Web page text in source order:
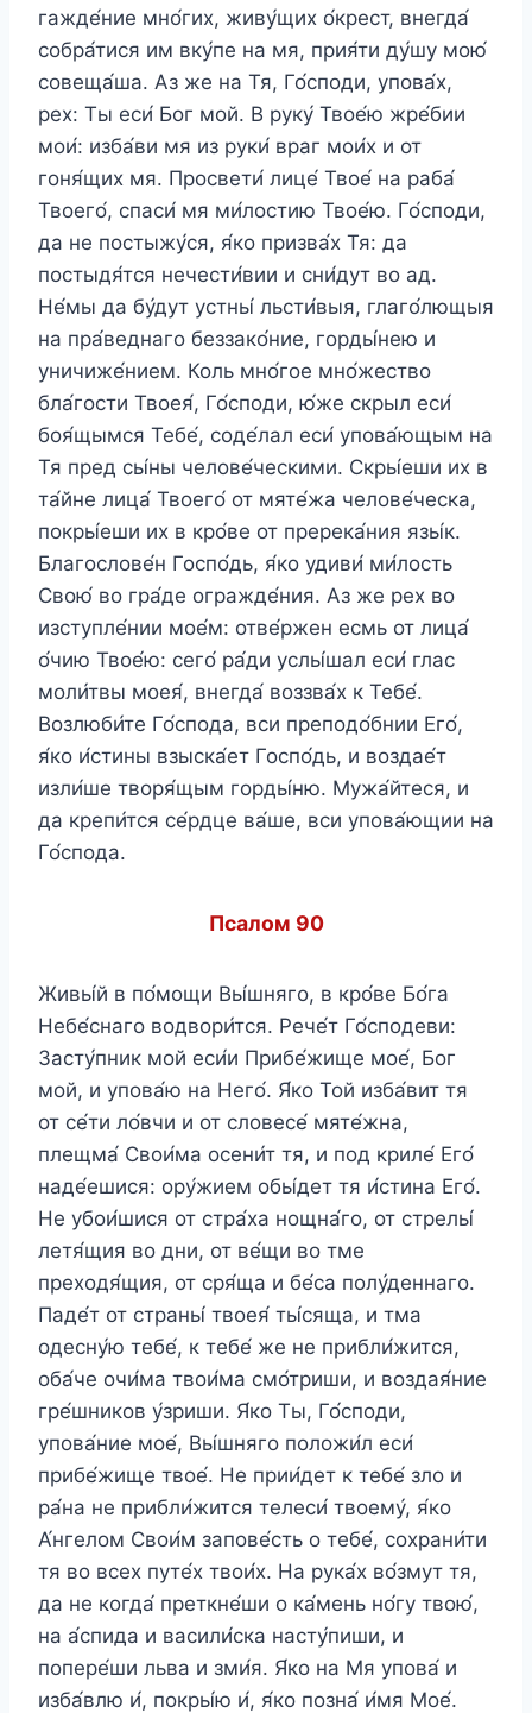
гажде́ние мно́гих, живу́щих о́крест, внегда́
собра́тися им вку́пе на мя, прия́ти ду́шу мою́
совеща́ша. Аз же на Тя, Го́споди, упова́х,
рех: Ты еси́ Бог мой. В руку́ Твое́ю жре́бии
мои́: изба́ви мя из руки́ враг мои́х и от
гоня́щих мя. Просвети́ лице́ Твое́ на раба́
Твоего́, спаси́ мя ми́лостию Твое́ю. Го́споди,
да не постыжу́ся, я́ко призва́х Тя: да
постыдя́тся нечести́вии и сни́дут во ад.
Не́мы да бу́дут устны́ льсти́выя, глаго́лющыя
на пра́веднаго беззако́ние, горды́нею и
уничиже́нием. Коль мно́гое мно́жество
бла́гости Твоея́, Го́споди, ю́же скрыл еси́
боя́щымся Тебе́, соде́лал еси́ упова́ющым на
Тя пред сы́ны челове́ческими. Скры́еши их в
та́йне лица́ Твоего́ от мяте́жа челове́ческа,
покры́еши их в кро́ве от пререка́ния язы́к.
Благослове́н Госпо́дь, я́ко удиви́ ми́лость
Свою́ во гра́де огражде́ния. Аз же рех во
изступле́нии мое́м: отве́ржен есмь от лица́
о́чию Твое́ю: сего́ ра́ди услы́шал еси́ глас
моли́твы моея́, внегда́ воззва́х к Тебе́.
Возлюби́те Го́спода, вси преподо́бнии Его́,
я́ко и́стины взыска́ет Госпо́дь, и воздае́т
изли́ше творя́щым горды́ню. Мужа́йтеся, и
да крепи́тся се́рдце ва́ше, вси упова́ющии на
Го́спода.
Псалом 90
Живы́й в по́мощи Вы́шняго, в кро́ве Бо́га
Небе́снаго водвори́тся. Рече́т Го́сподеви:
Засту́пник мой еси́и Прибе́жище мое́, Бог
мой, и упова́ю на Него́. Я́ко Той изба́вит тя
от се́ти ло́вчи и от словесе́ мяте́жна,
плещма́ Свои́ма осени́т тя, и под криле́ Его́
наде́ешися: ору́жием обы́дет тя и́стина Его́.
Не убои́шися от стра́ха нощна́го, от стрелы́
летя́щия во дни, от ве́щи во тме
преходя́щия, от сря́ща и бе́са полу́деннаго.
Паде́т от страны́ твоея́ ты́сяща, и тма
одесну́ю тебе́, к тебе́ же не прибли́жится,
оба́че очи́ма твои́ма смо́триши, и воздая́ние
гре́шников у́зриши. Я́ко Ты, Го́споди,
упова́ние мое́, Вы́шняго положи́л еси́
прибе́жище твое́. Не прии́дет к тебе́ зло и
ра́на не прибли́жится телеси́ твоему́, я́ко
А́нгелом Свои́м запове́сть о тебе́, сохрани́ти
тя во всех путе́х твои́х. На рука́х во́змут тя,
да не когда́ преткне́ши о ка́мень но́гу твою́,
на а́спида и васили́ска насту́пиши, и
попере́ши льва и зми́я. Я́ко на Мя упова́ и
изба́влю и́, покры́ю и́, я́ко позна́ и́мя Мое́.